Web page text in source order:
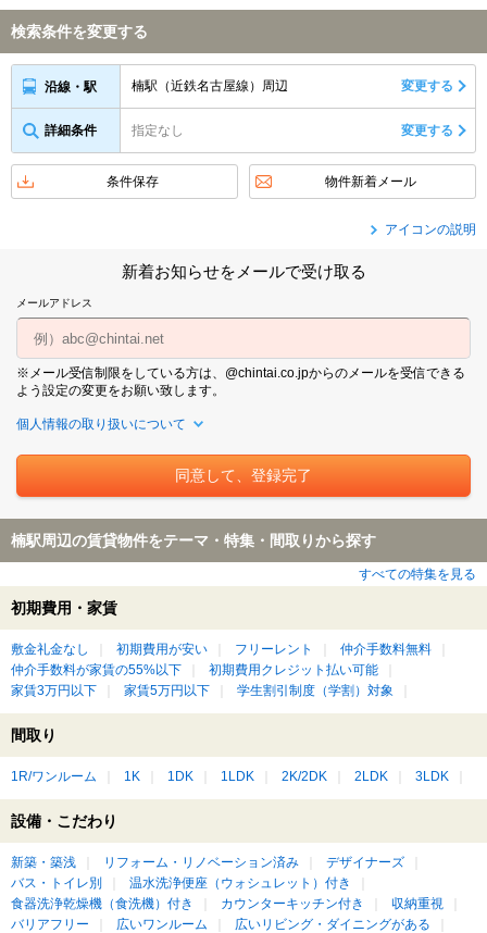
検索条件を変更する
沿線・駅 楠駅（近鉄名古屋線）周辺 変更する
詳細条件 指定なし 変更する
条件保存 物件新着メール
アイコンの説明
新着お知らせをメールで受け取る
メールアドレス
※メール受信制限をしている方は、@chintai.co.jpからのメールを受信できる
よう設定の変更をお願い致します。
個人情報の取り扱いについて
楠駅周辺の賃貸物件をテーマ・特集・間取りから探す
すべての特集を見る
初期費用・家賃
敷金礼金なし 初期費用が安い フリーレント
仲介手数料無料
仲介手数料が家賃の55%以下
初期費用クレジット払い可能
家賃3万円以下
家賃5万円以下 学生割引制度（学割）対象
間取り
1R/ワンルーム 1K 1DK 1LDK 2K/2DK 2LDK 3LDK
設備・こだわり
新築・築浅 リフォーム・リノベーション済み
デザイナーズ
バス・トイレ別
温水洗浄便座（ウォシュレット）付き
食器洗浄乾燥機（食洗機）付き
カウンターキッチン付き
収納重視
バリアフリー
広いワンルーム
広いリビング・ダイニングがある